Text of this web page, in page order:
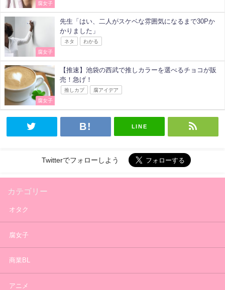
腐女子
腐女子
先生「はい、二人がスケベな雰囲気になるまで30Pか
かりました」
ネタ わかる
腐女子
【推速】池袋の西武で推しカラーを選べるチョコが販
売！急げ！
推しカプ 腐アイデア
LINE
Twitterでフォローしよう
カテゴリー
オタク
腐女子
商業BL
アニメ